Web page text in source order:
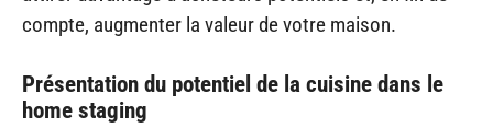
compte, augmenter la valeur de votre maison.
Présentation du potentiel de la cuisine dans le
home staging